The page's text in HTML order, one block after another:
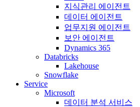
지식관리 에이전트
데이터 에이전트
업무지원 에이전트
보안 에이전트
Dynamics 365
Databricks
Lakehouse
Snowflake
Service
Microsoft
데이터 분석 서비스